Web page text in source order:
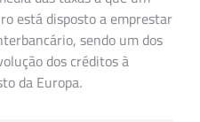
está disposto a emprestar
sendo um dos
dos créditos à
da Europa.